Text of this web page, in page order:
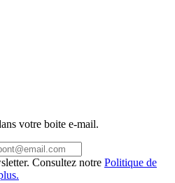
votre boite e-mail.
Consultez notre Politique de